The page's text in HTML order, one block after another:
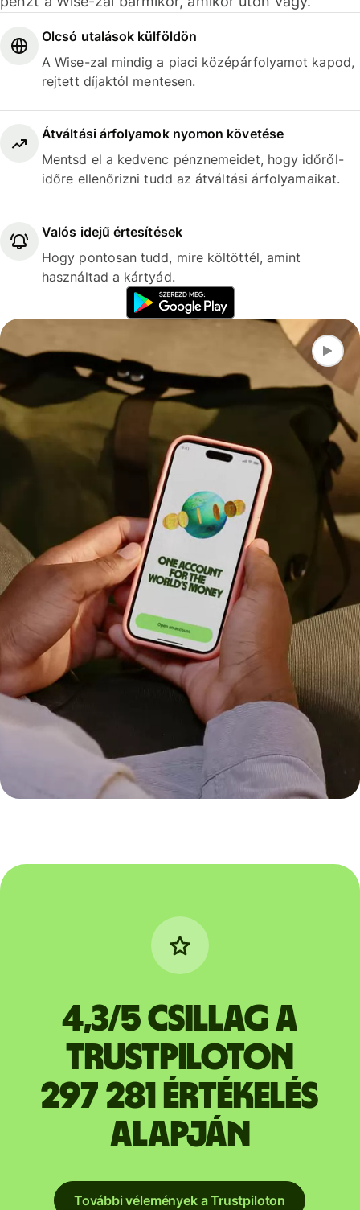
Olcsó utalások külföldön
A Wise-zal mindig a piaci középárfolyamot kapod,
rejtett díjaktól mentesen.
Átváltási árfolyamok nyomon követése
Mentsd el a kedvenc pénznemeidet, hogy időről-
időre ellenőrizni tudd az átváltási árfolyamaikat.
Valós idejű értesítések
Hogy pontosan tudd, mire költöttél, amint
használtad a kártyád.
4,3/5 csillag a
Trustpiloton
297 281 értékelés
alapján
További vélemények a Trustpiloton